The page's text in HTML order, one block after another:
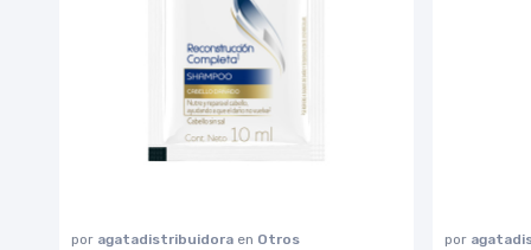
por agatadistribuidora en Otros por